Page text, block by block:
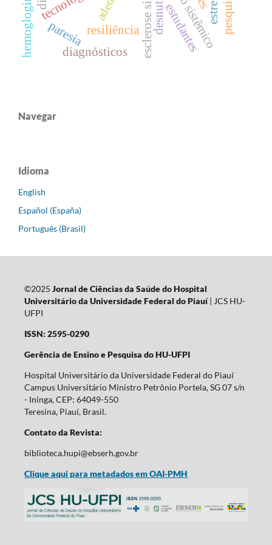
resiliência
paresia estudantes
diagnósticos
Navegar
Idioma
English
Español (España)
Português (Brasil)
©2025 Jornal de Ciências da Saúde do Hospital
Universitário da Universidade Federal do Piauí| JCS HU-
UFPI
ISSN: 2595-0290
Gerência de Ensino e Pesquisa do HU-UFPI
Hospital Universitário da Universidade Federal do Piauí
Campus Universitário Ministro Petrônio Portela, SG 07 s/n
- Ininga, CEP: 64049-550
Teresina, Piauí, Brasil.
Contato da Revista:
biblioteca.hupi@ebserh.gov.br
Clique aqui para metadados em OAI-PMH